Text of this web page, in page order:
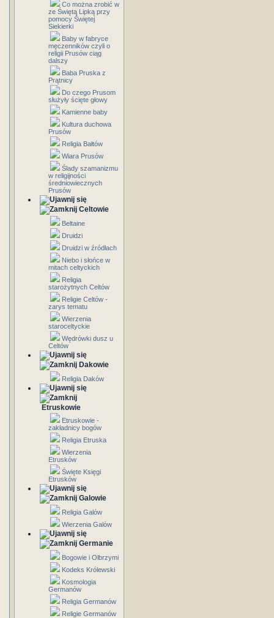
Co można zrobić w
ze Świętą Lipką przy
pomocy Świętej
Siekierki
Baby w fabryce
męczenników czyli o
religii Prusów ciąg
dalszy
Baba Pruska z
Prątnicy
Do czego Prusom
służyły ścięte głowy
Kamienne baby
Kultura duchowa
Prusów
Religia Bałtów
Wiara Prusów
Ślady szamanizmu
w religijności
średniowiecznych
Prusów
Celtowie
Beltaine
Druidzi
Druidzi w źródłach
Niebo i słońce w
mitach celtyckich
Religia
starożytnych Celtów
Religie Celtów -
zarys tematu
Wierzenia
staroceltyckie
Wędrówki dusz u
Celtów
Dakowie
Religia Daków
Etruskowie
Etruskowie -
zakładnicy bogów
Religia Etruska
Wierzenia
Etrusków
Święte Księgi
Etrusków
Galowie
Religia Galów
Wierzenia Galów
Germanie
Bogowie i Olbrzymi
Kodeks Królewski
Kosmologia
Germanów
Religia Germanów
Religie Germanów